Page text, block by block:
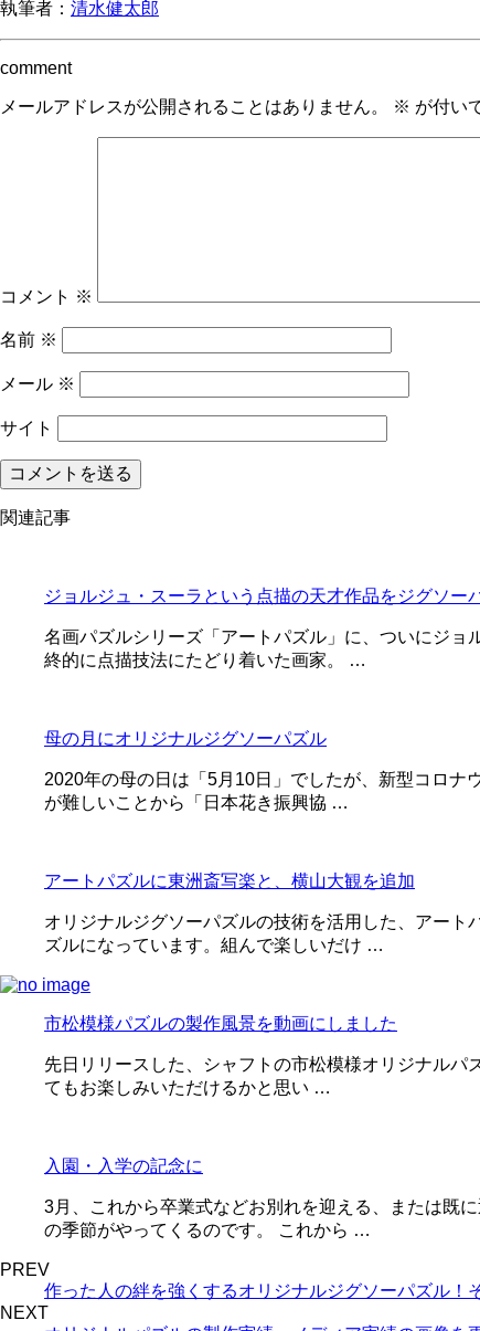
執筆者： 清水健太郎
comment
メールアドレスが公開されることはありません。 ※ が付い
コメント ※
名前 ※
メール ※
サイト
関連記事
ジョルジュ・スーラという点描の天才作品をジグソー
名画パズルシリーズ「アートパズル」に、ついにジ
終的に点描技法にたどり着いた画家。 …
母の月にオリジナルジグソーパズル
2020年の母の日は「5月10日」でしたが、新型コロナ
が難しいことから「日本花き振興協 …
アートパズルに東洲斎写楽と、横山大観を追加
オリジナルジグソーパズルの技術を活用した、アー
ズルになっています。組んで楽しいだけ …
市松模様パズルの製作風景を動画にしました
先日リリースした、シャフトの市松模様オリジナル
てもお楽しみいただけるかと思い …
入園・入学の記念に
3月、これから卒業式などお別れを迎える、または既
の季節がやってくるのです。 これから …
PREV
作った人の絆を強くするオリジナルジグソーパズル！
NEXT